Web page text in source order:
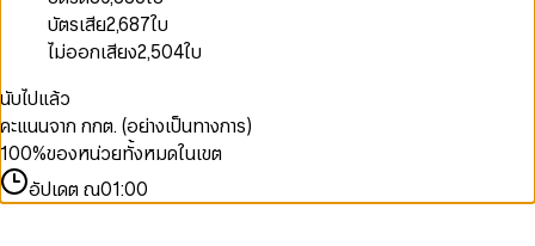
บัตรเสีย2,687ใบ
ไม่ออกเสียง2,504ใบ
นับไปแล้ว
คะแนนจาก กกต. (อย่างเป็นทางการ)
100%ของหน่วยทั้งหมดในเขต
อัปเดต ณ01:00